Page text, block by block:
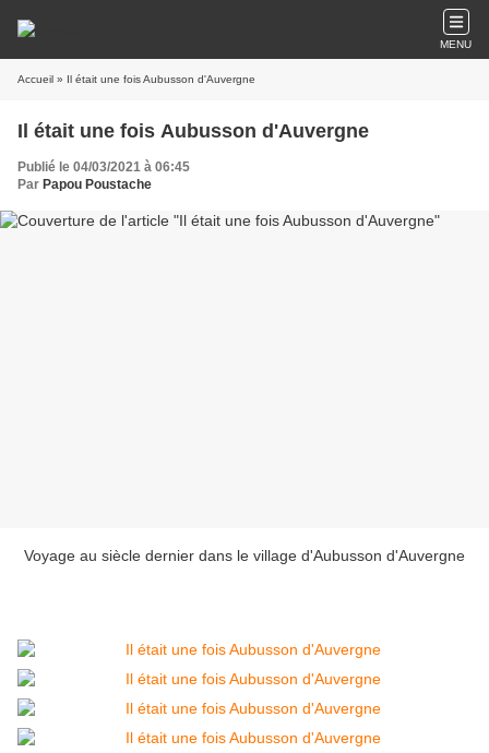
MENU
Accueil » Il était une fois Aubusson d'Auvergne
Il était une fois Aubusson d'Auvergne
Publié le 04/03/2021 à 06:45
Par Papou Poustache
Voyage au siècle dernier dans le village d'Aubusson d'Auvergne